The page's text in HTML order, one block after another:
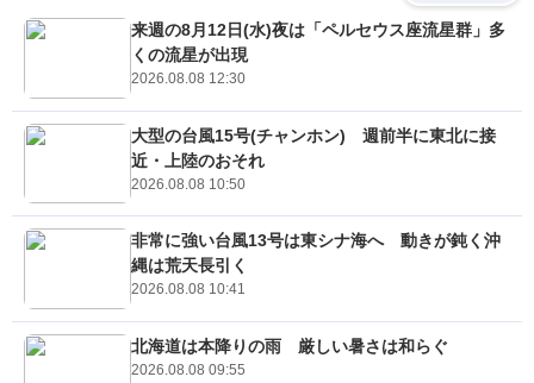
来週の8月12日(水)夜は「ペルセウス座流星群」多
くの流星が出現
2026.08.08 12:30
大型の台風15号(チャンホン) 週前半に東北に接
近・上陸のおそれ
2026.08.08 10:50
非常に強い台風13号は東シナ海へ 動きが鈍く沖
縄は荒天長引く
2026.08.08 10:41
北海道は本降りの雨 厳しい暑さは和らぐ
2026.08.08 09:55